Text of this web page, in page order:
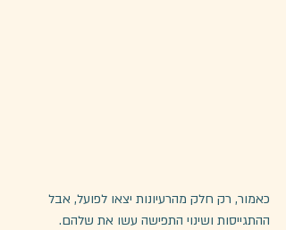
כאמור, רק חלק מהרעיונות יצאו לפועל, אבל
ההתגייסות ושינוי התפישה עשו את שלהם.